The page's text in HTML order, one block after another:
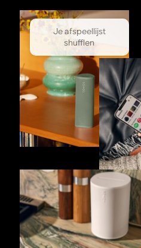
Je afspeellijst
shufflen